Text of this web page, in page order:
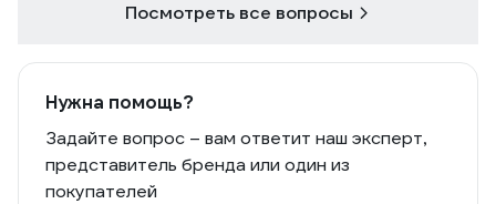
Посмотреть все вопросы
Нужна помощь?
Задайте вопрос – вам ответит наш эксперт,
представитель бренда или один из
покупателей